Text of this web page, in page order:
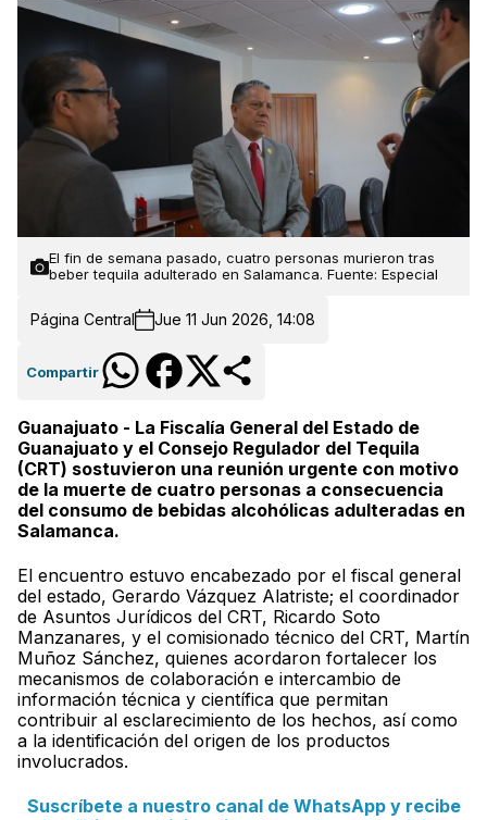
El fin de semana pasado, cuatro personas murieron tras
beber tequila adulterado en Salamanca. Fuente: Especial
Página Central Jue 11 Jun 2026, 14:08
Compartir
Guanajuato - La Fiscalía General del Estado de
Guanajuato y el Consejo Regulador del Tequila
(CRT) sostuvieron una reunión urgente con motivo
de la muerte de cuatro personas a consecuencia
del consumo de bebidas alcohólicas adulteradas en
Salamanca.
El encuentro estuvo encabezado por el fiscal general
del estado, Gerardo Vázquez Alatriste; el coordinador
de Asuntos Jurídicos del CRT, Ricardo Soto
Manzanares, y el comisionado técnico del CRT, Martín
Muñoz Sánchez, quienes acordaron fortalecer los
mecanismos de colaboración e intercambio de
información técnica y científica que permitan
contribuir al esclarecimiento de los hechos, así como
a la identificación del origen de los productos
involucrados.
Suscríbete a nuestro canal de WhatsApp y recibe